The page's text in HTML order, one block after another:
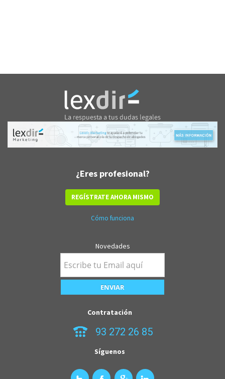
¿Eres profesional?
REGÍSTRATE AHORA MISMO
Cómo funciona
Novedades
Contratación
93 272 26 85
Síguenos